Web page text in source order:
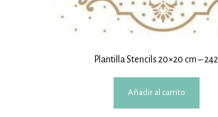
Plantilla Stencils 20×20 cm –
Añadir al carrito